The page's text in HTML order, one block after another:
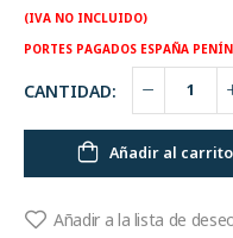
(IVA NO INCLUIDO)
PORTES PAGADOS ESPAÑA
CANTIDAD:
Añadir al carrito
Añadir a la lista de